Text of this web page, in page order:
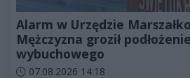
Alarm w Urzędzie
Mężczyzna groził
wybuchowego
Data dodania artykułu:
07.08.2026 14:18